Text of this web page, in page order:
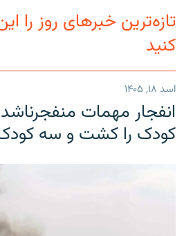
تازه‌ترین خبرهای روز را
کنید
اسد ۱۸, ۱۴۰۵
انفجار مهمات
کودک را کشت و سه کودک